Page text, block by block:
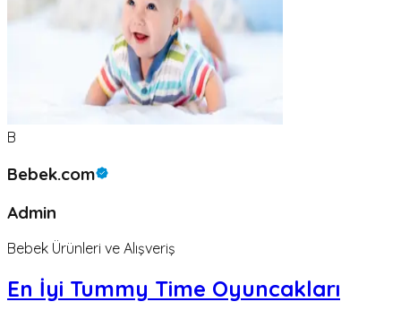
B
Bebek.com
Admin
Bebek Ürünleri ve Alışveriş
En İyi Tummy Time Oyuncakları